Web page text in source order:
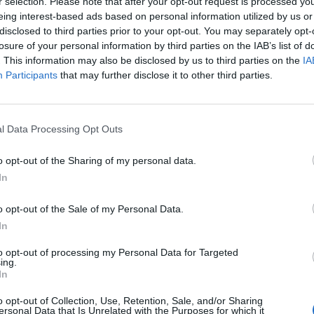
interest-based ads based on personal information utilized by us
to third parties prior to your opt-out. You may separately
of your personal information by third parties on the IAB’s list of
This information may also be disclosed by us to third parties on the
Participants that may further disclose it to other third parties.
Data Processing Opt Outs
opt-out of the Sharing of my personal data.
opt-out of the Sale of my Personal Data.
opt-out of processing my Personal Data for Targeted
opt-out of Collection, Use, Retention, Sale, and/or Sharing
Data that Is Unrelated with the Purposes for which it
nem változtatott a kamatokon, ám a várható
előtt kinyitották az ajtót. Emellett szót ejtettek a
konkrétumot nem árultak el. Sőt, épp azt
semmilyen jövőbeli kamatpálya mellett,
továbbra is. Eddig nincs meglepetés, de
elmondta, hogy noha az EKB nem tudja még,
Megosztás Véget ért az esemény Az EKB legközelebbi
amelyen a várakozások szerint az EKB kamatcsökkentést fog
tartalmazza:
cikkarchívum